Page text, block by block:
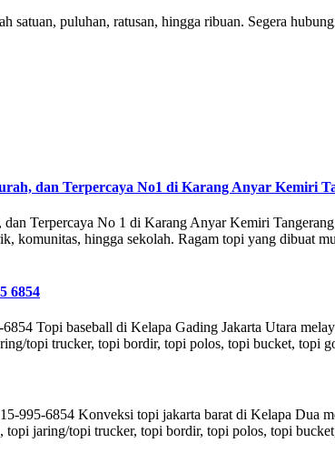
satuan, puluhan, ratusan, hingga ribuan. Segera
dan Terpercaya No1 di Karang Anyar Kemiri
Terpercaya No 1 di Karang Anyar Kemiri
komunitas, hingga sekolah. Ragam topi yang dibuat
6854
Topi baseball di Kelapa Gading Jakarta Utara
topi trucker, topi bordir, topi polos, topi bucket,
995-6854 Konveksi topi jakarta barat di Kelapa Dua
topi jaring/topi trucker, topi bordir, topi polos, topi